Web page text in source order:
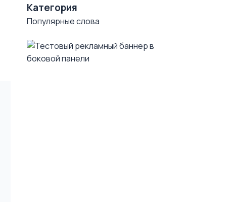
Категория
Популярные слова